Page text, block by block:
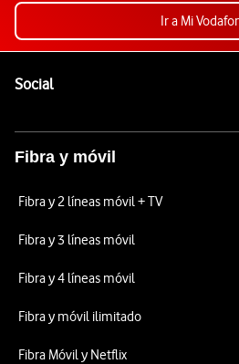
Ir a Mi
SocialEnlaces a las redes sociales
Fibra y móvil
Fibra y 2 líneas móvil + TV
Fibra y 3 líneas móvil
Fibra y 4 líneas móvil
Fibra y móvil ilimitado
Fibra Móvil y Netflix